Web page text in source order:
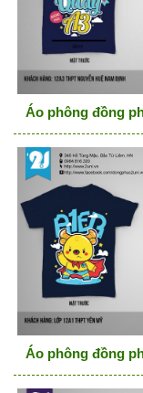
Áo phông đồng
Áo phông đồng